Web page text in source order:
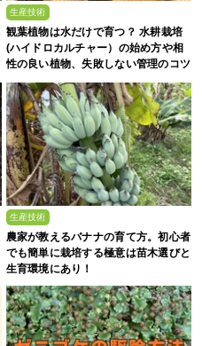
生産技術
観葉植物は水だけで育つ？ 水耕栽培
(ハイドロカルチャー）の始め方や相
性の良い植物、失敗しない管理のコツ
生産技術
農家が教えるバナナの育て方。初心者
でも簡単に栽培する極意は苗木選びと
生育環境にあり！